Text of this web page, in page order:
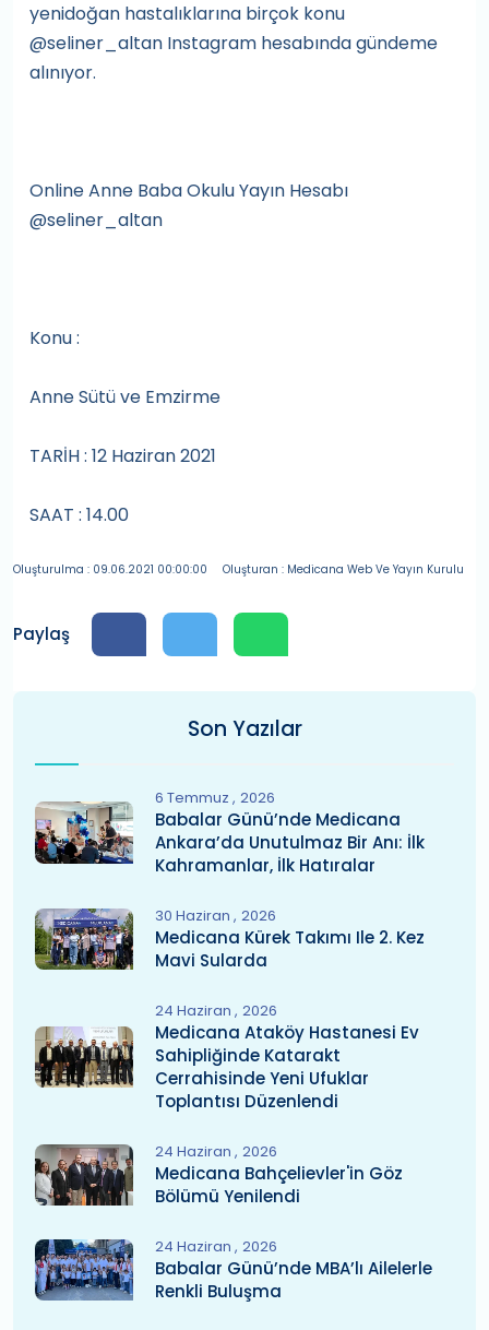
yenidoğan hastalıklarına birçok konu
@seliner_altan Instagram hesabında gündeme
alınıyor.
Online Anne Baba Okulu Yayın Hesabı
@seliner_altan
Konu :
Anne Sütü ve Emzirme
TARİH : 12 Haziran 2021
SAAT : 14.00
Oluşturulma : 09.06.2021 00:00:00 Oluşturan : Medicana Web Ve Yayın Kurulu
Paylaş
Son Yazılar
6 Temmuz 2026
Babalar Günü’nde Medicana
Ankara’da Unutulmaz Bir Anı: İlk
Kahramanlar, İlk Hatıralar
30 Haziran 2026
Medicana Kürek Takımı Ile 2. Kez
Mavi Sularda
24 Haziran 2026
Medicana Ataköy Hastanesi Ev
Sahipliğinde Katarakt
Cerrahisinde Yeni Ufuklar
Toplantısı Düzenlendi
24 Haziran 2026
Medicana Bahçelievler'in Göz
Bölümü Yenilendi
24 Haziran 2026
Babalar Günü’nde MBA’lı Ailelerle
Renkli Buluşma